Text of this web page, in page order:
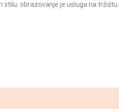
stilu: obrazovanje je usluga na tržištu.